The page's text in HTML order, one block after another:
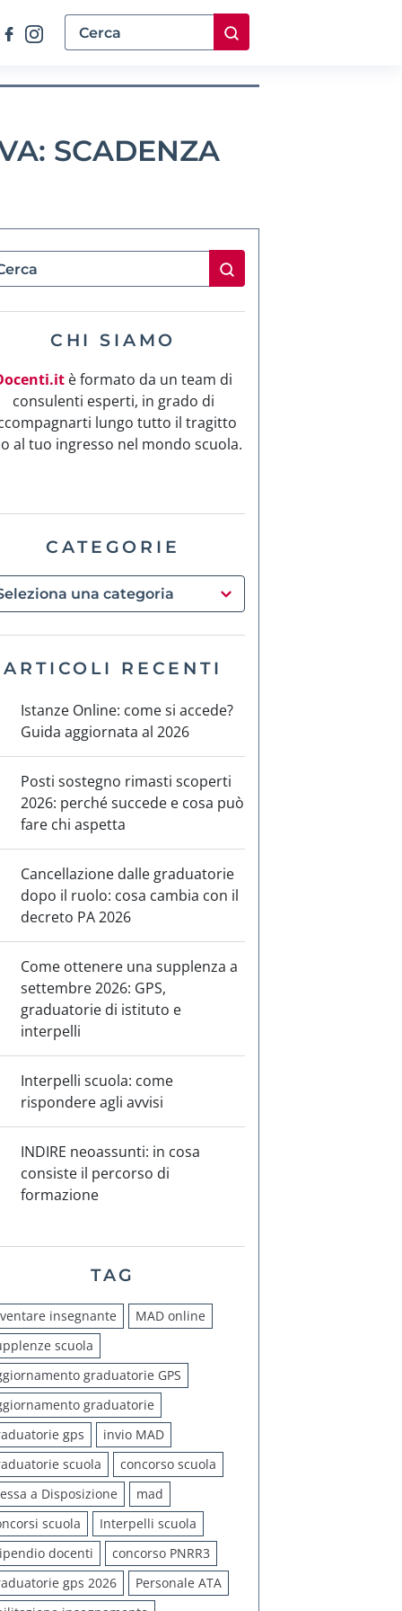
SCADENZA
CHI SIAMO
è formato da un team di
consulenti esperti, in grado di
lungo tutto il tragitto
al tuo ingresso nel mondo scuola.
CATEGORIE
ARTICOLI RECENTI
Istanze Online: come si accede?
Guida aggiornata al 2026
Posti sostegno rimasti scoperti
2026: perché succede e cosa può
fare chi aspetta
Cancellazione dalle graduatorie
dopo il ruolo: cosa cambia con il
decreto PA 2026
Come ottenere una supplenza a
settembre 2026: GPS,
graduatorie di istituto e
interpelli
Interpelli scuola: come
rispondere agli avvisi
INDIRE neoassunti: in cosa
consiste il percorso di
formazione
TAG
insegnante
MAD online
scuola
graduatorie GPS
graduatorie
gps
invio MAD
scuola
concorso scuola
a Disposizione
mad
scuola
Interpelli scuola
docenti
concorso PNRR3
gps 2026
Personale ATA